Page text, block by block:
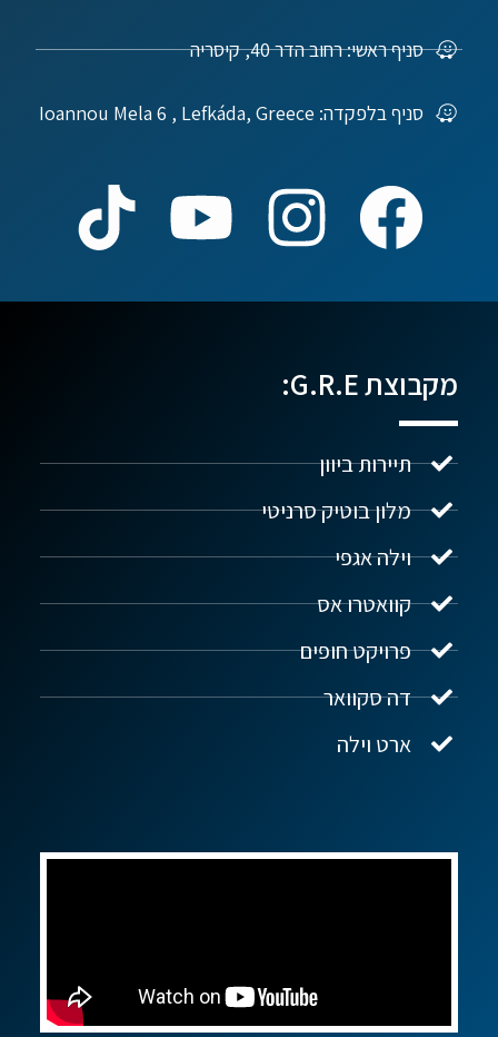
סניף ראשי: רחוב הדר 40, קיסריה
סניף בלפקדה: Ioannou Mela 6 , Lefkáda, Greece
מקבוצת G.R.E:
תיירות ביוון
מלון בוטיק סרניטי
וילה אגפי
קוואטרו אס
פרויקט חופים
דה סקוואר
ארט וילה
נדל"ן ביוון G.R.E
שלום! איך אפשר לעזור?